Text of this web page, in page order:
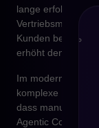
lange erfolgreich,
Kunden betreuen,
erhöht den
Im modernen
komplexe
dass manuelle
Agentic